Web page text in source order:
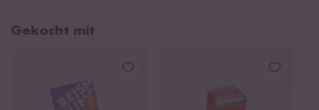
Gekocht mit